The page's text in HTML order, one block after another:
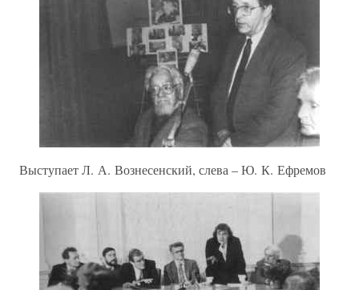
Выступает Л. А. Вознесенский, слева – Ю. К. Ефремов